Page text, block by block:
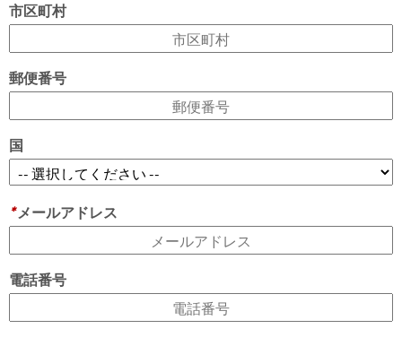
市区町村
郵便番号
国
*メールアドレス
電話番号